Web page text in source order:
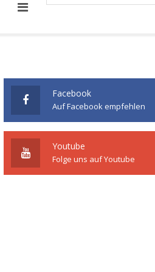
Facebook
Auf Facebook empfehlen
Youtube
Folge uns auf Youtube